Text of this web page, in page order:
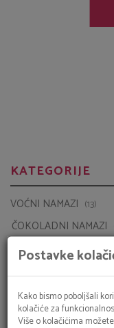
PRIRODNA KOZMETIKA
DATULJE S OKUSOM
ZAŠTITA OD SUNCA
BRAŠNA I MJEŠAVINE
DODACI PREHRANI
ČOKOLADE (7)
ENERGETSKE PLOČICE
Postavke
Kako bismo poboljšali
kolačiće za
Više o kolačićima